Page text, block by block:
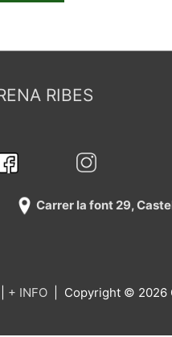
RIBES
Carrer la font 29,
+ INFO | Copyright © 2026